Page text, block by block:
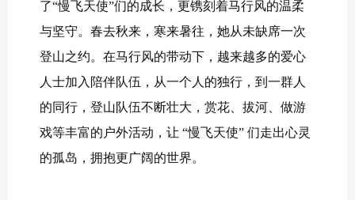
了“慢飞天使”们的成长，更镌刻着马行风的温柔
与坚守。春去秋来，寒来暑往，她从未缺席一次
登山之约。在马行风的带动下，越来越多的爱心
人士加入陪伴队伍，从一个人的独行，到一群人
的同行，登山队伍不断壮大，赏花、拔河、做游
戏等丰富的户外活动，让 “慢飞天使” 们走出心灵
的孤岛，拥抱更广阔的世界。​